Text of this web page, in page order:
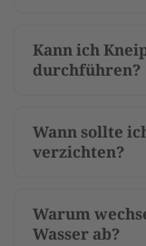
Kann ich
durchführen?
Wann sollte
verzichten?
Warum
Wasser ab?